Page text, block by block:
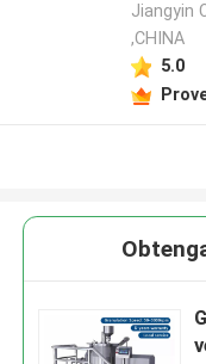
Jiangyin
,CHINA
5.0